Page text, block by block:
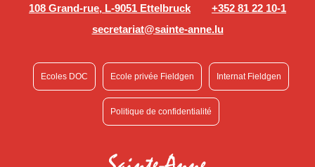
108 Grand-rue, L-9051 Ettelbruck
+352 81 22 10-1
secretariat@sainte-anne.lu
Ecoles DOC Ecole privée Fieldgen Internat Fieldgen
Politique de confidentialité